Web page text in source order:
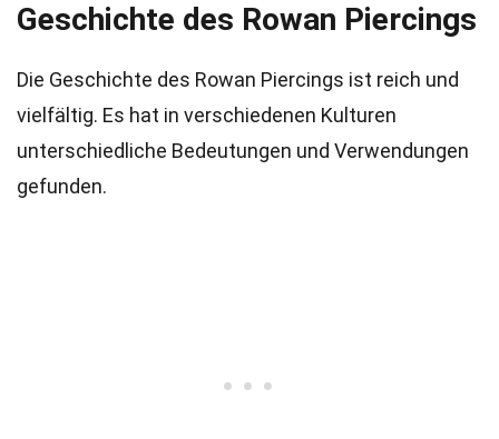
Geschichte des Rowan Piercings
Die Geschichte des Rowan Piercings ist reich und
vielfältig. Es hat in verschiedenen Kulturen
unterschiedliche Bedeutungen und Verwendungen
gefunden.